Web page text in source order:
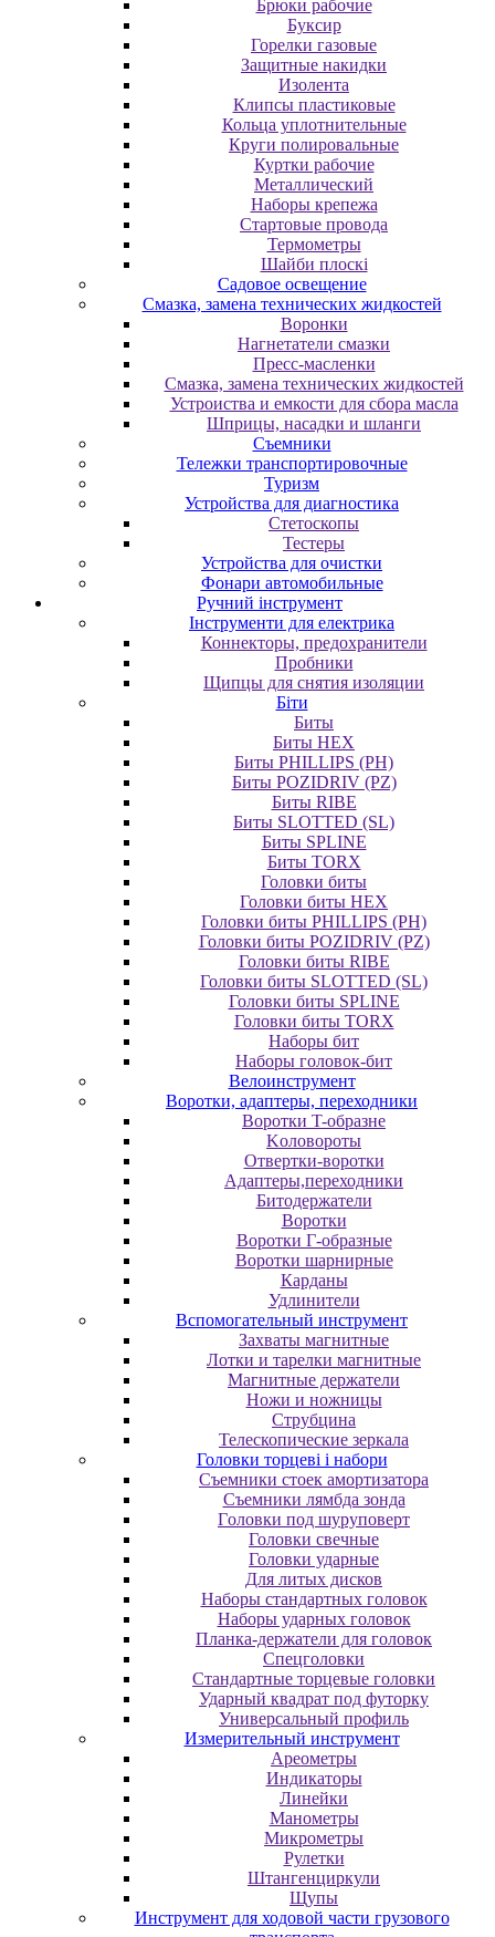
Брюки рабочие
Буксир
Горелки газовые
Защитные накидки
Изолента
Клипсы пластиковые
Кольца уплотнительные
Круги полировальные
Куртки рабочие
Металлический
Наборы крепежа
Стартовые провода
Термометры
Шайби плоскі
Садовое освещение
Смазка, замена технических жидкостей
Воронки
Нагнетатели смазки
Пресс-масленки
Смазка, замена технических жидкостей
Устроиства и емкости для сбора масла
Шприцы, насадки и шланги
Съемники
Тележки транспортировочные
Туризм
Устройства для диагностика
Стетоскопы
Тестеры
Устройства для очистки
Фонари автомобильные
Ручний інструмент
Інструменти для електрика
Коннекторы, предохранители
Пробники
Щипцы для снятия изоляции
Біти
Биты
Биты HEX
Биты PHILLIPS (PH)
Биты POZIDRIV (PZ)
Биты RIBE
Биты SLOTTED (SL)
Биты SPLINE
Биты TORX
Головки биты
Головки биты HEX
Головки биты PHILLIPS (PH)
Головки биты POZIDRIV (PZ)
Головки биты RIBE
Головки биты SLOTTED (SL)
Головки биты SPLINE
Головки биты TORX
Наборы бит
Наборы головок-бит
Велоинструмент
Воротки, адаптеры, переходники
Bopoтки T-oбpaзне
Koлoвopoты
Oтвepтки-вopoтки
Адаптеры,переходники
Битодержатели
Воротки
Воротки Г-образные
Воротки шарнирные
Карданы
Удлинители
Вспомогательный инструмент
Захваты магнитные
Лотки и тарелки магнитные
Магнитные держатели
Ножи и ножницы
Струбцина
Телескопические зеркала
Головки торцеві і набори
Cъeмники cтoeк aмopтизaтopa
Cъeмники лямбдa зoндa
Гoлoвки пoд шуpупoвepт
Головки свечные
Головки ударные
Для литых дисков
Наборы стандартных головок
Наборы ударных головок
Планка-держатели для головок
Спецголовки
Стандартные торцевые головки
Ударный квадрат под футорку
Универсальный профиль
Измерительный инструмент
Ареометры
Индикаторы
Линейки
Манометры
Микрометры
Рулетки
Штангенциркули
Щупы
Инструмент для ходовой части грузового